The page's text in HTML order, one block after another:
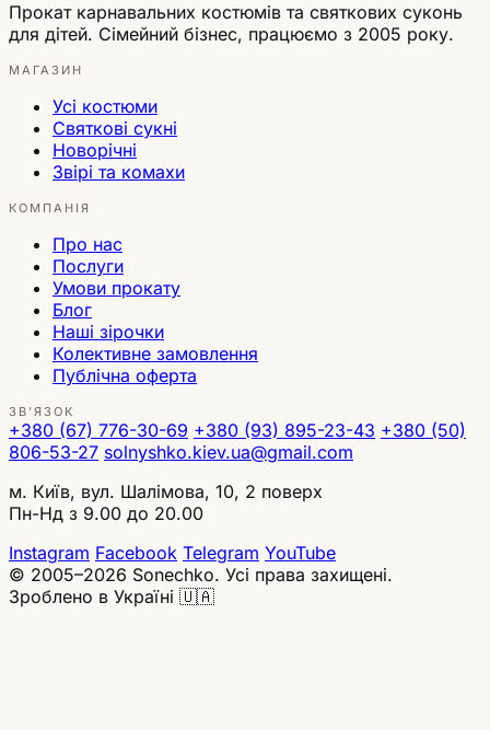
Прокат карнавальних костюмів та святкових суконь
для дітей. Сімейний бізнес, працюємо з 2005 року.
МАГАЗИН
Усі костюми
Святкові сукні
Новорічні
Звірі та комахи
КОМПАНІЯ
Про нас
Послуги
Умови прокату
Блог
Наші зірочки
Колективне замовлення
Публічна оферта
ЗВ'ЯЗОК
+380 (67) 776-30-69 +380 (93) 895-23-43 +380 (50)
806-53-27 solnyshko.kiev.ua@gmail.com
м. Київ, вул. Шалімова, 10, 2 поверх
Пн-Нд з 9.00 до 20.00
Instagram Facebook Telegram YouTube
© 2005–2026 Sonechko. Усі права захищені.
Зроблено в Україні 🇺🇦